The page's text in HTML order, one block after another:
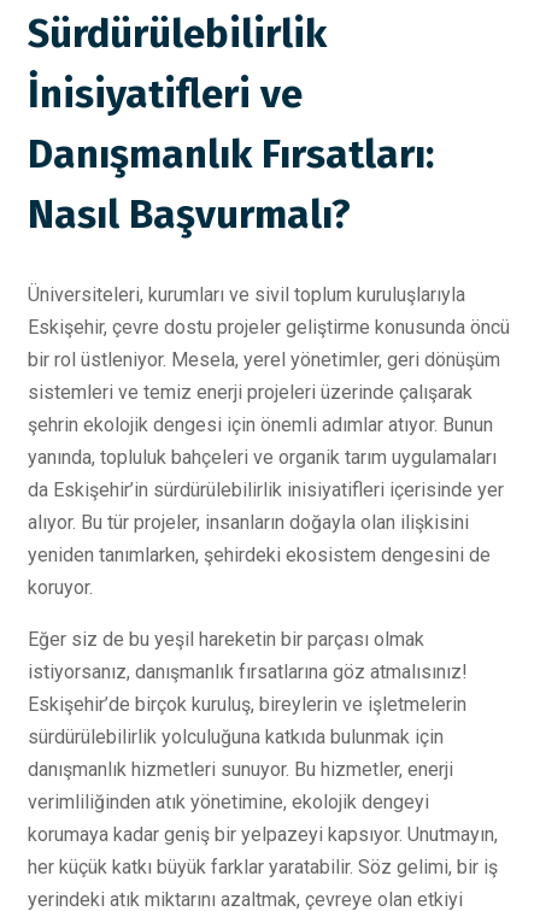
Sürdürülebilirlik
İnisiyatifleri ve
Danışmanlık Fırsatları:
Nasıl Başvurmalı?
Üniversiteleri, kurumları ve sivil toplum kuruluşlarıyla
Eskişehir, çevre dostu projeler geliştirme konusunda öncü
bir rol üstleniyor. Mesela, yerel yönetimler, geri dönüşüm
sistemleri ve temiz enerji projeleri üzerinde çalışarak
şehrin ekolojik dengesi için önemli adımlar atıyor. Bunun
yanında, topluluk bahçeleri ve organik tarım uygulamaları
da Eskişehir’in sürdürülebilirlik inisiyatifleri içerisinde yer
alıyor. Bu tür projeler, insanların doğayla olan ilişkisini
yeniden tanımlarken, şehirdeki ekosistem dengesini de
koruyor.
Eğer siz de bu yeşil hareketin bir parçası olmak
istiyorsanız, danışmanlık fırsatlarına göz atmalısınız!
Eskişehir’de birçok kuruluş, bireylerin ve işletmelerin
sürdürülebilirlik yolculuğuna katkıda bulunmak için
danışmanlık hizmetleri sunuyor. Bu hizmetler, enerji
verimliliğinden atık yönetimine, ekolojik dengeyi
korumaya kadar geniş bir yelpazeyi kapsıyor. Unutmayın,
her küçük katkı büyük farklar yaratabilir. Söz gelimi, bir iş
yerindeki atık miktarını azaltmak, çevreye olan etkiyi